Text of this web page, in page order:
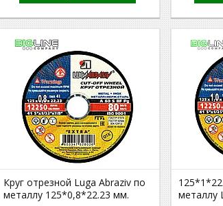
Круг отрезной Luga Abraziv по
металлу 125*0,8*22.23 мм.
металлу